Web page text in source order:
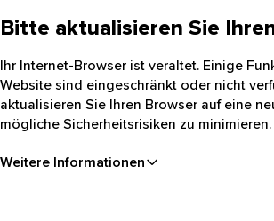
Bitte aktualisieren Sie
Ihr Internet-Browser ist veraltet. Einige
Website sind eingeschränkt oder nicht
aktualisieren Sie Ihren Browser auf eine
mögliche Sicherheitsrisiken zu minimieren.
Weitere Informationen